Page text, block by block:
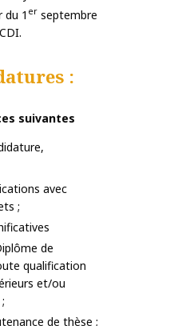
du 1 er septembre
:
suivantes
avec
;
de
qualification
et/ou
de thèse ;